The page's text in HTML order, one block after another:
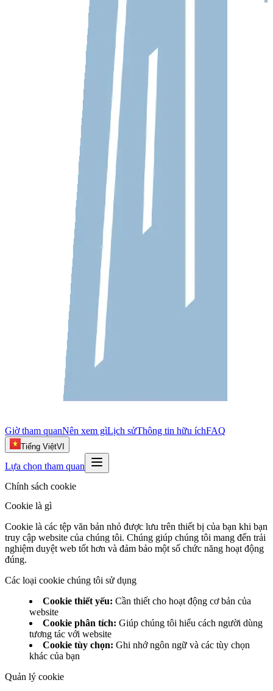
Giờ tham quanNên xem gìLịch sửThông tin hữu íchFAQ
Tiếng ViệtVI
Lựa chọn tham quan
Chính sách cookie
Cookie là gì
Cookie là các tệp văn bản nhỏ được lưu trên thiết bị của bạn khi bạn
truy cập website của chúng tôi. Chúng giúp chúng tôi mang đến trải
nghiệm duyệt web tốt hơn và đảm bảo một số chức năng hoạt động
đúng.
Các loại cookie chúng tôi sử dụng
Cookie thiết yếu: Cần thiết cho hoạt động cơ bản của
website
Cookie phân tích: Giúp chúng tôi hiểu cách người dùng
tương tác với website
Cookie tùy chọn: Ghi nhớ ngôn ngữ và các tùy chọn
khác của bạn
Quản lý cookie